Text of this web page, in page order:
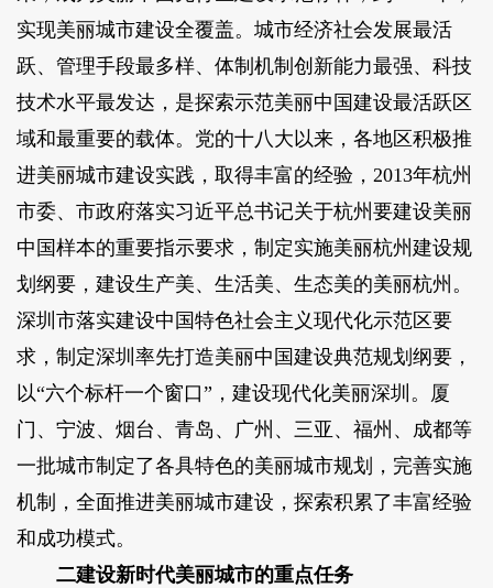
实现美丽城市建设全覆盖。城市经济社会发展最活
跃、管理手段最多样、体制机制创新能力最强、科技
技术水平最发达，是探索示范美丽中国建设最活跃区
域和最重要的载体。党的十八大以来，各地区积极推
进美丽城市建设实践，取得丰富的经验，2013年杭州
市委、市政府落实习近平总书记关于杭州要建设美丽
中国样本的重要指示要求，制定实施美丽杭州建设规
划纲要，建设生产美、生活美、生态美的美丽杭州。
深圳市落实建设中国特色社会主义现代化示范区要
求，制定深圳率先打造美丽中国建设典范规划纲要，
以“六个标杆一个窗口”，建设现代化美丽深圳。厦
门、宁波、烟台、青岛、广州、三亚、福州、成都等
一批城市制定了各具特色的美丽城市规划，完善实施
机制，全面推进美丽城市建设，探索积累了丰富经验
和成功模式。
二建设新时代美丽城市的重点任务